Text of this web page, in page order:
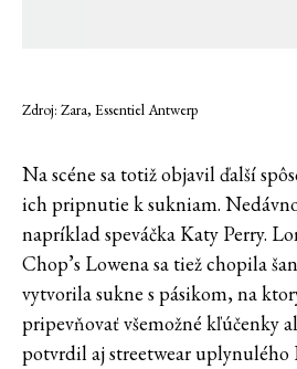
Zdroj: Zara, Essentiel Antwerp
Na scéne sa totiž objavil ďalší
ich pripnutie k sukniam.
napríklad speváčka Katy Perry.
Chop’s Lowena sa tiež chopila
vytvorila sukne s pásikom, na
pripevňovať všemožné kľúčenky
potvrdil aj streetwear uplynulého